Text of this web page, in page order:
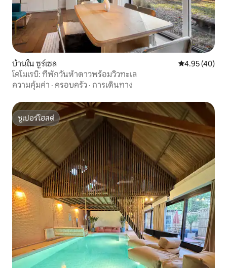
บ้านใน ซูร์เซล คะแนนเฉลี่ย
4.95 (40)
โคโมเรบิ: ที่พักวันห้าดาวพร้อมวิวทะเล
ความคุ้มค่า · ครอบครัว · การเดินทาง
ซูเปอร์โฮสต์
ซูเปอร์โฮสต์